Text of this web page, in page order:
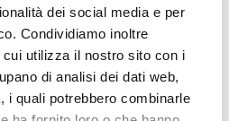
dei social media e per
Condividiamo inoltre
utilizza il nostro sito con i
di analisi dei dati web,
i quali potrebbero combinarle